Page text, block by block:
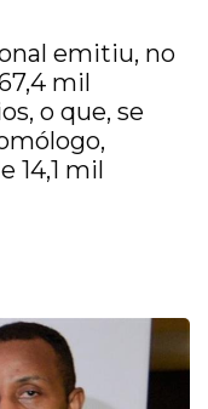
emitiu, no
mil
o que, se
14,1 mil